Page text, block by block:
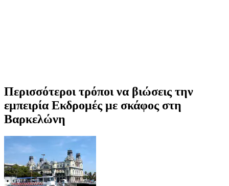
Περισσότεροι τρόποι να βιώσεις την
εμπειρία Εκδρομές με σκάφος στη
Βαρκελώνη